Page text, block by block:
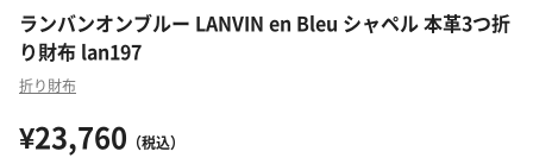
ランバンオンブルー LANVIN en Bleu シャペル 本革3つ折
り財布 lan197
折り財布
¥23,760 （税込）